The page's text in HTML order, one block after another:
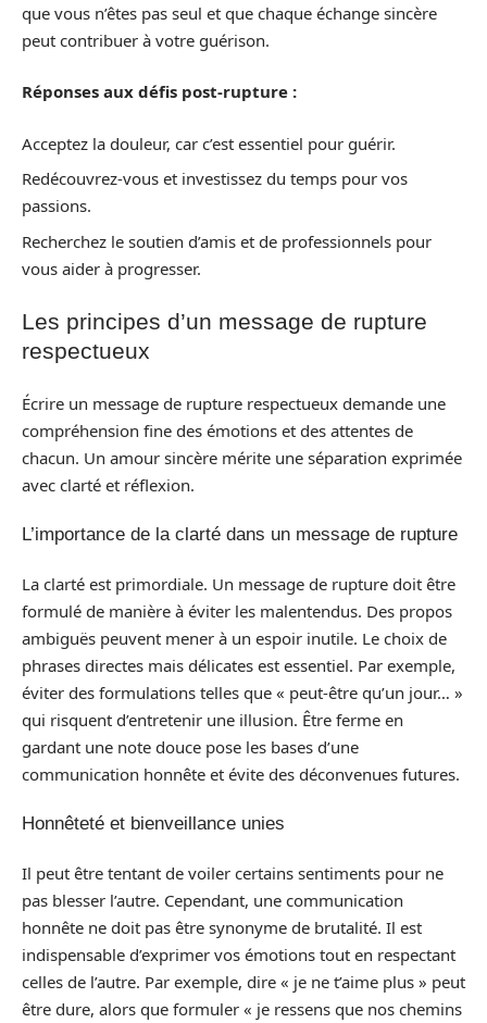
que vous n’êtes pas seul et que chaque échange sincère
peut contribuer à votre guérison.
Réponses aux défis post-rupture :
Acceptez la douleur, car c’est essentiel pour guérir.
Redécouvrez-vous et investissez du temps pour vos
passions.
Recherchez le soutien d’amis et de professionnels pour
vous aider à progresser.
Les principes d’un message de rupture
respectueux
Écrire un message de rupture respectueux demande une
compréhension fine des émotions et des attentes de
chacun. Un amour sincère mérite une séparation exprimée
avec clarté et réflexion.
L’importance de la clarté dans un message de rupture
La clarté est primordiale. Un message de rupture doit être
formulé de manière à éviter les malentendus. Des propos
ambiguës peuvent mener à un espoir inutile. Le choix de
phrases directes mais délicates est essentiel. Par exemple,
éviter des formulations telles que « peut-être qu’un jour… »
qui risquent d’entretenir une illusion. Être ferme en
gardant une note douce pose les bases d’une
communication honnête et évite des déconvenues futures.
Honnêteté et bienveillance unies
Il peut être tentant de voiler certains sentiments pour ne
pas blesser l’autre. Cependant, une communication
honnête ne doit pas être synonyme de brutalité. Il est
indispensable d’exprimer vos émotions tout en respectant
celles de l’autre. Par exemple, dire « je ne t’aime plus » peut
être dure, alors que formuler « je ressens que nos chemins